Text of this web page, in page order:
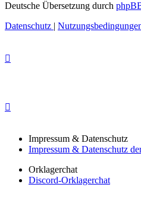
Deutsche Übersetzung durch
Datenschutz |
Impressum & Datenschutz
Impressum & Datenschutz
Orklagerchat
Discord-Orklagerchat